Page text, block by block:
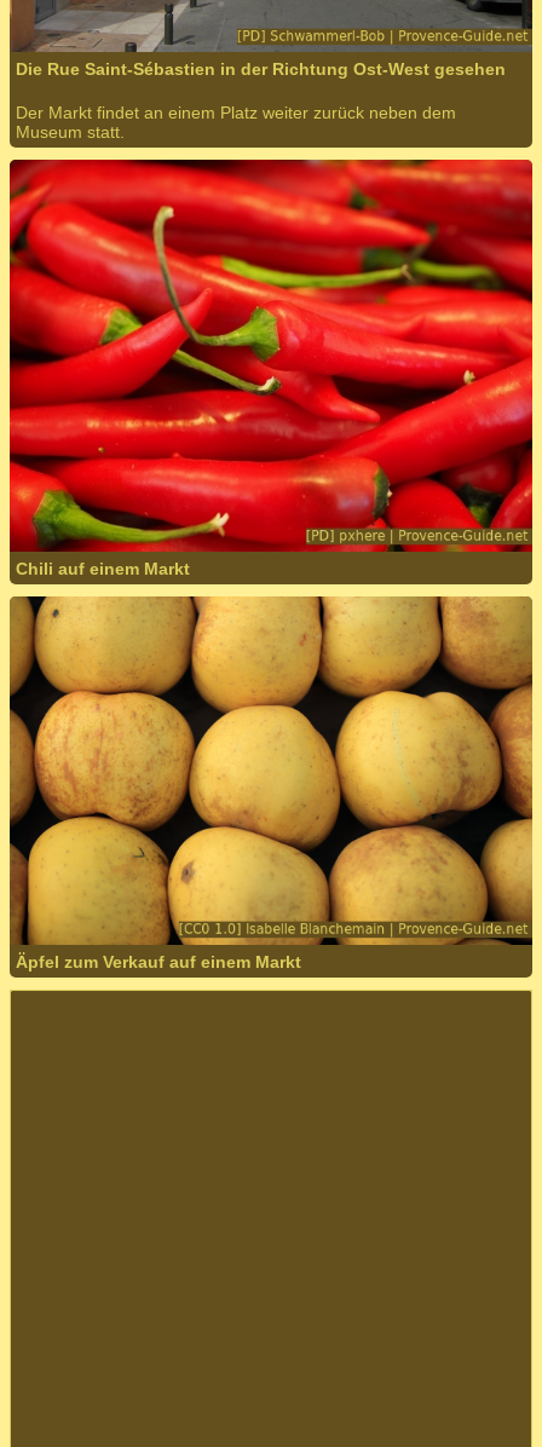
Die Rue Saint-Sébastien in der Richtung Ost-West gesehen
Der Markt findet an einem Platz weiter zurück neben dem
Museum statt.
Chili auf einem Markt
Äpfel zum Verkauf auf einem Markt